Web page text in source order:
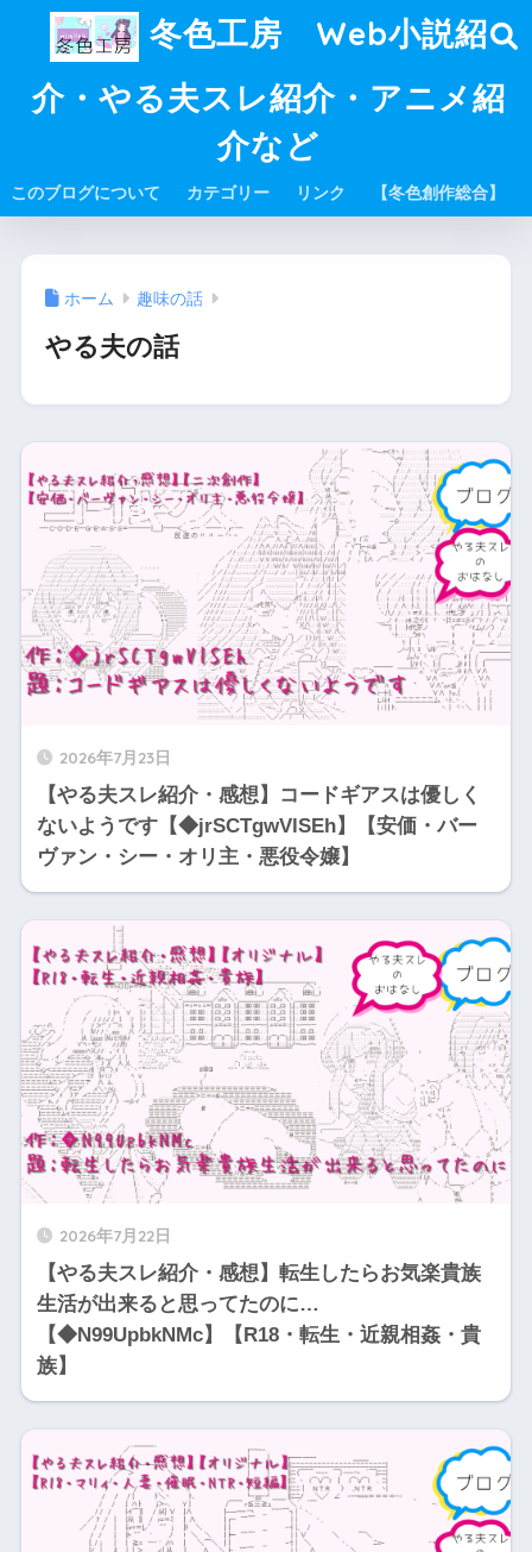
冬色工房 Web小説紹
介・やる夫スレ紹介・アニメ紹
介など
このブログについて カテゴリー リンク 【冬色創作総合】
ホーム 趣味の話
やる夫の話
2026年7月23日
【やる夫スレ紹介・感想】コードギアスは優しく
ないようです【◆jrSCTgwVlSEh】【安価・バー
ヴァン・シー・オリ主・悪役令嬢】
2026年7月22日
【やる夫スレ紹介・感想】転生したらお気楽貴族
生活が出来ると思ってたのに…
【◆N99UpbkNMc】【R18・転生・近親相姦・貴
族】